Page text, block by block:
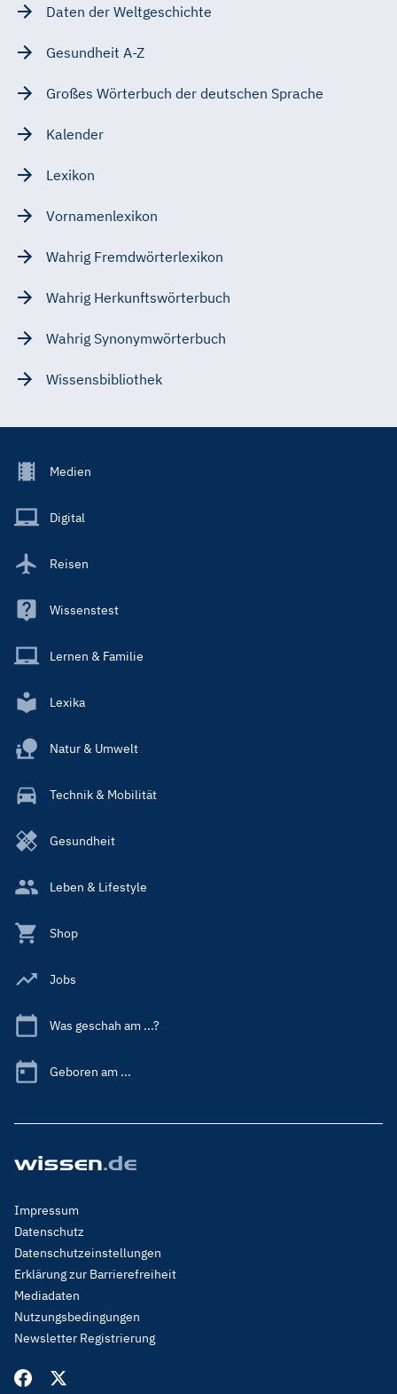
Daten der Weltgeschichte
Gesundheit A-Z
Großes Wörterbuch der deutschen Sprache
Kalender
Lexikon
Vornamenlexikon
Wahrig Fremdwörterlexikon
Wahrig Herkunftswörterbuch
Wahrig Synonymwörterbuch
Wissensbibliothek
Footer
Main
Medien
Digital
Reisen
Wissenstest
Lernen & Familie
Lexika
Natur & Umwelt
Technik & Mobilität
Gesundheit
Leben & Lifestyle
Shop
Jobs
Was geschah am ...?
Geboren am ...
Footer
Menu
Legal
Impressum
Datenschutz
Datenschutzeinstellungen
Erklärung zur Barrierefreiheit
Mediadaten
Nutzungsbedingungen
Newsletter Registrierung